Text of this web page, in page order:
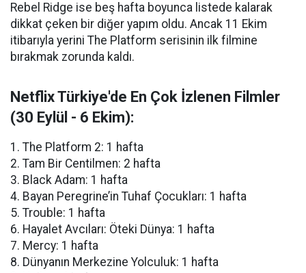
Rebel Ridge ise beş hafta boyunca listede kalarak
dikkat çeken bir diğer yapım oldu. Ancak 11 Ekim
itibarıyla yerini The Platform serisinin ilk filmine
bırakmak zorunda kaldı.
Netflix Türkiye'de En Çok İzlenen Filmler
(30 Eylül - 6 Ekim):
1. The Platform 2: 1 hafta
2. Tam Bir Centilmen: 2 hafta
3. Black Adam: 1 hafta
4. Bayan Peregrine’in Tuhaf Çocukları: 1 hafta
5. Trouble: 1 hafta
6. Hayalet Avcıları: Öteki Dünya: 1 hafta
7. Mercy: 1 hafta
8. Dünyanın Merkezine Yolculuk: 1 hafta